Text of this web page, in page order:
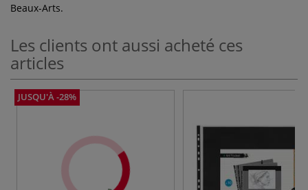
Beaux-Arts.
Les clients ont aussi acheté ces
articles
JUSQU'À -28%